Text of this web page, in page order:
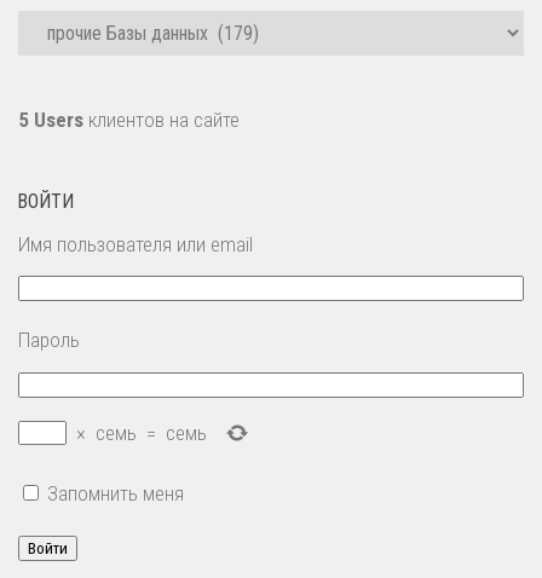
Рубрики
5 Users клиентов на сайте
ВОЙТИ
Имя пользователя или email
Пароль
× семь = семь
Запомнить меня
Войти